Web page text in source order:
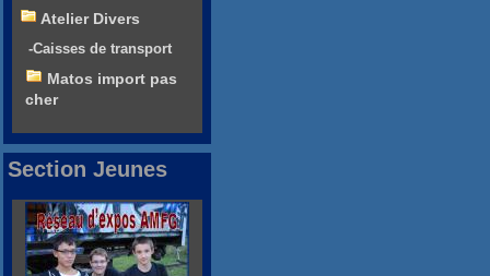
Atelier Divers
-Caisses de transport
Matos import pas
cher
Section Jeunes